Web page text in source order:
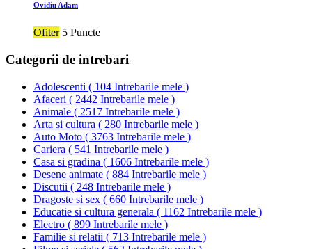
Ovidiu Adam
Ofiter 5 Puncte
Categorii de intrebari
Adolescenti ( 104 Intrebarile mele )
Afaceri ( 2442 Intrebarile mele )
Animale ( 2517 Intrebarile mele )
Arta si cultura ( 280 Intrebarile mele )
Auto Moto ( 3763 Intrebarile mele )
Cariera ( 541 Intrebarile mele )
Casa si gradina ( 1606 Intrebarile mele )
Desene animate ( 884 Intrebarile mele )
Discutii ( 248 Intrebarile mele )
Dragoste si sex ( 660 Intrebarile mele )
Educatie si cultura generala ( 1162 Intrebarile mele )
Electro ( 899 Intrebarile mele )
Familie si relatii ( 713 Intrebarile mele )